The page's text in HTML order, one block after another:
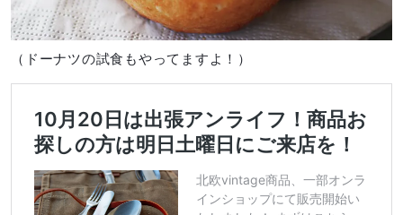
（ドーナツの試食もやってますよ！）